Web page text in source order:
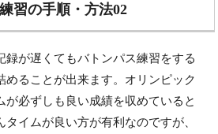
習の手順・方法02
録が遅くてもバトンパス練習をする
めることが出来ます。オリンピック
が必ずしも良い成績を収めていると
イムが良い方が有利なのですが、